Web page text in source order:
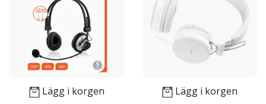
Lägg i korgen Lägg i korgen